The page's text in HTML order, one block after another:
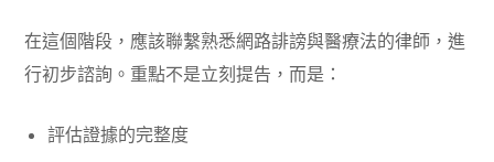
在這個階段，應該聯繫熟悉網路誹謗與醫療法的律師，進
行初步諮詢。重點不是立刻提告，而是：
評估證據的完整度